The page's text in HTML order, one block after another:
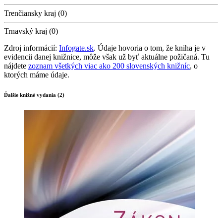
Trenčiansky kraj (0)
Trnavský kraj (0)
Zdroj informácií: Infogate.sk. Údaje hovoria o tom, že kniha je v
evidencii danej knižnice, môže však už byť aktuálne požičaná. Tu
nájdete zoznam všetkých viac ako 200 slovenských knižníc, o
ktorých máme údaje.
Ďalšie knižné vydania (2)